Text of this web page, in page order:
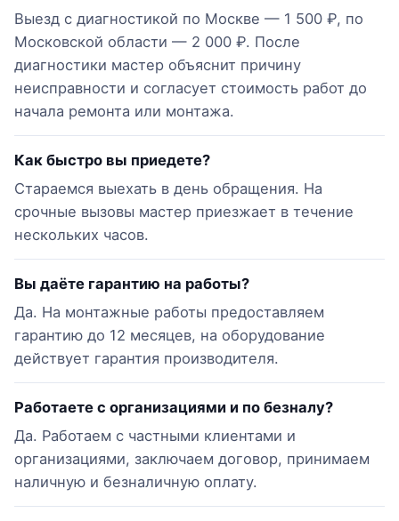
Выезд с диагностикой по Москве — 1 500 ₽, по
Московской области — 2 000 ₽. После
диагностики мастер объяснит причину
неисправности и согласует стоимость работ до
начала ремонта или монтажа.
Как быстро вы приедете?
Стараемся выехать в день обращения. На
срочные вызовы мастер приезжает в течение
нескольких часов.
Вы даёте гарантию на работы?
Да. На монтажные работы предоставляем
гарантию до 12 месяцев, на оборудование
действует гарантия производителя.
Работаете с организациями и по безналу?
Да. Работаем с частными клиентами и
организациями, заключаем договор, принимаем
наличную и безналичную оплату.